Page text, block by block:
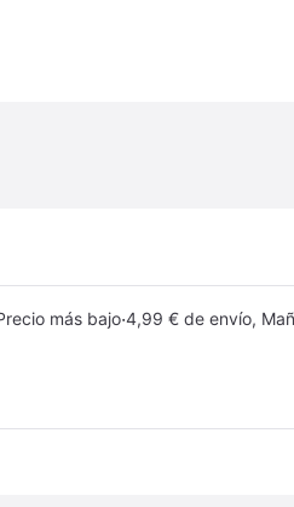
más bajo·4,99 € de envío,